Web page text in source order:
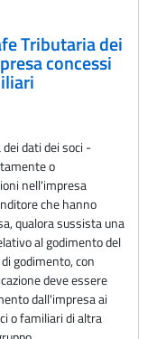
Tributaria dei
concessi
dati dei soci -
o
nell'impresa
che hanno
qualora sussista una
al godimento del
godimento, con
deve essere
dall'impresa ai
o familiari di altra